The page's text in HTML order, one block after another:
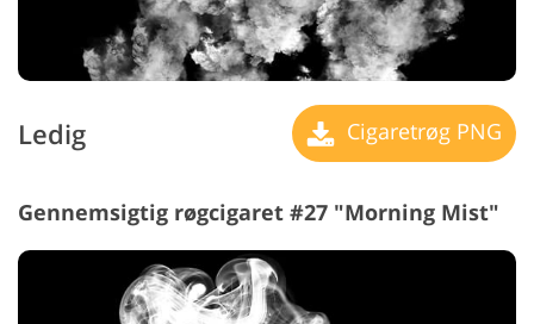
Ledig Cigaretrøg PNG
Gennemsigtig røgcigaret #27 "Morning Mist"